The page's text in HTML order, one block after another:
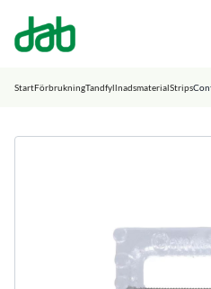
DAB Dental
StartFörbrukningTandfyllnadsmaterialStrips